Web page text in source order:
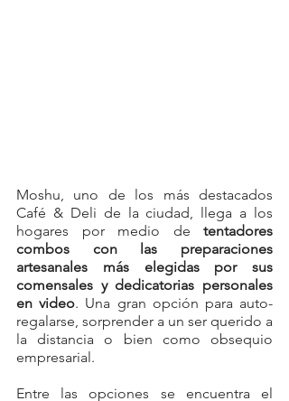
Moshu, uno de los más destacados
Café & Deli de la ciudad, llega a los
hogares por medio de tentadores
combos con las preparaciones
artesanales más elegidas por sus
comensales y dedicatorias personales
en video. Una gran opción para auto-
regalarse, sorprender a un ser querido a
la distancia o bien como obsequio
empresarial.